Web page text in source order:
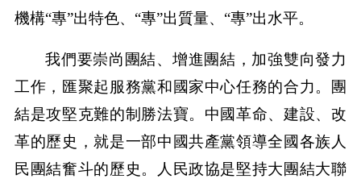
機構“專”出特色、“專”出質量、“專”出水平。
我們要崇尚團結、增進團結，加強雙向發力
工作，匯聚起服務黨和國家中心任務的合力。團
結是攻堅克難的制勝法寶。中國革命、建設、改
革的歷史，就是一部中國共產黨領導全國各族人
民團結奮斗的歷史。人民政協是堅持大團結大聯